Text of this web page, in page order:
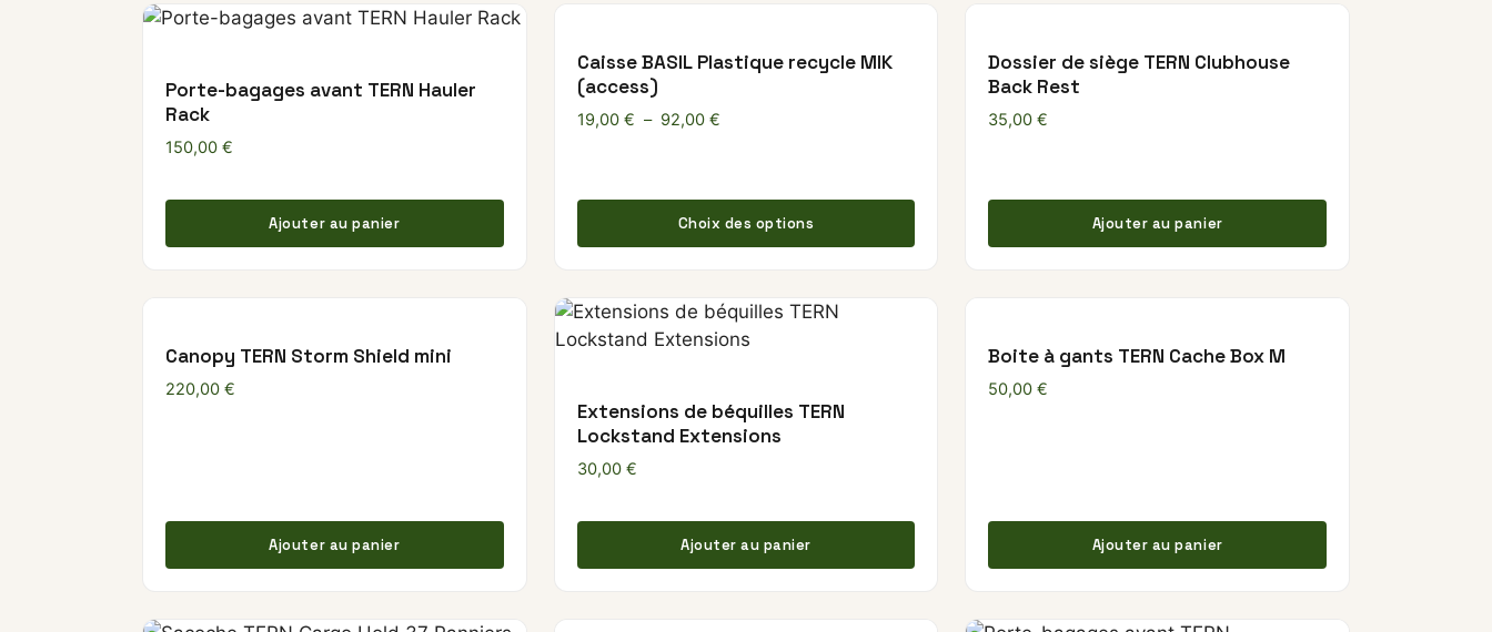
Porte-bagages avant TERN Hauler
Rack
150,00 €
Ajouter au panier
Caisse BASIL Plastique recycle MIK
(access)
19,00 € – 92,00 €Plage de prix : 19,00 € à 92,00 €
Choix des options
Ce produit a plusieurs variations. Les options peuvent être
Dossier de siège TERN Clubhouse
Back Rest
35,00€
Ajouter au panier
Canopy TERN Storm Shield mini
220,00 €
Ajouter au panier
Extensions de béquilles TERN
Lockstand Extensions
30,00 €
Ajouter au panier
Boite à gants TERN Cache Box M
50,00€
Ajouter au panier